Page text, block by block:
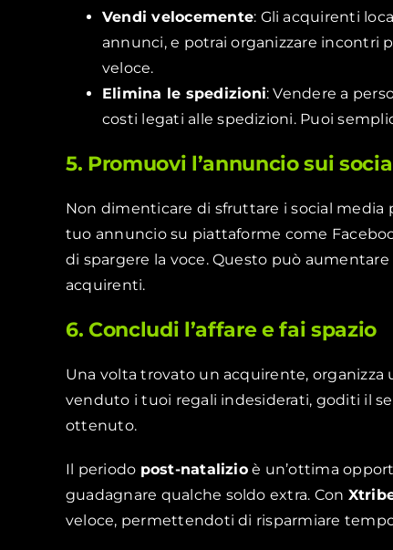
Vendi velocemente: Gli acquirenti
annunci, e potrai organizzare incontri
veloce.
Elimina le spedizioni: Vendere a
costi legati alle spedizioni. Puoi
5. Promuovi l’annuncio sui
Non dimenticare di sfruttare i social
tuo annuncio su piattaforme come
di spargere la voce. Questo può
acquirenti.
6. Concludi l’affare e fai spazio
Una volta trovato un acquirente,
venduto i tuoi regali indesiderati, goditi il
ottenuto.
Il periodo post-natalizioè un’ottima
guadagnare qualche soldo extra. Con
veloce, permettendoti di risparmiare